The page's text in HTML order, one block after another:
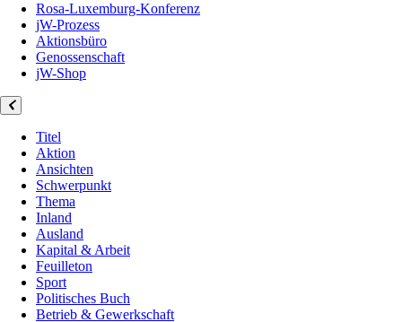
Rosa-Luxemburg-Konferenz
jW-Prozess
Aktionsbüro
Genossenschaft
jW-Shop
Titel
Aktion
Ansichten
Schwerpunkt
Thema
Inland
Ausland
Kapital & Arbeit
Feuilleton
Sport
Politisches Buch
Betrieb & Gewerkschaft